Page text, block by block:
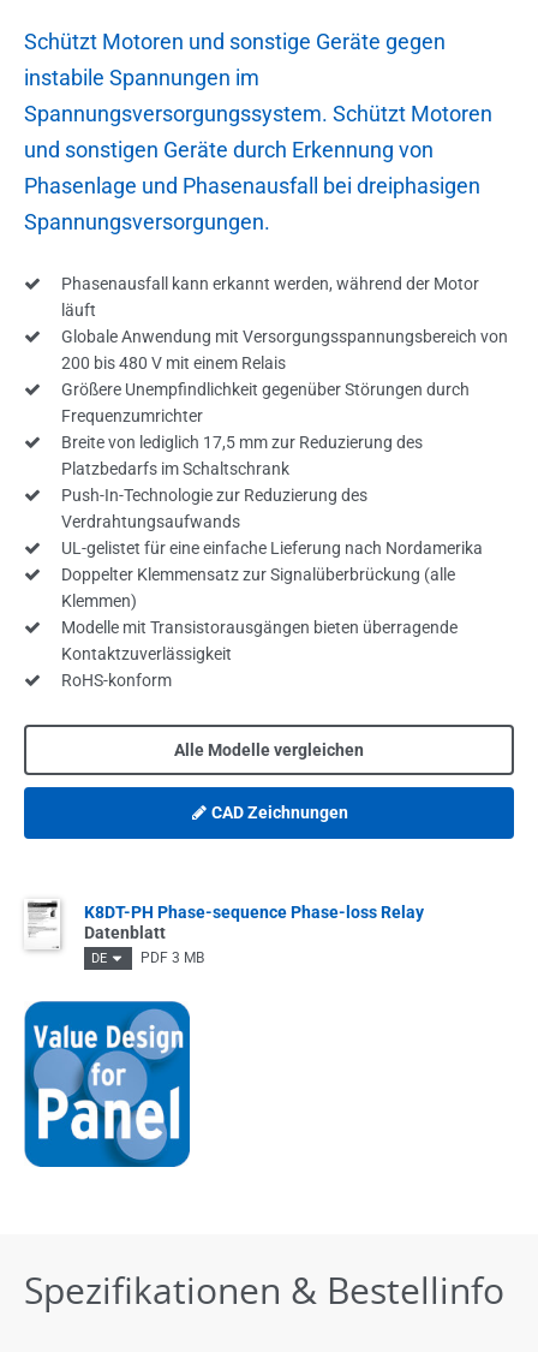
Schützt Motoren und sonstige Geräte gegen
instabile Spannungen im
Spannungsversorgungssystem. Schützt Motoren
und sonstigen Geräte durch Erkennung von
Phasenlage und Phasenausfall bei dreiphasigen
Spannungsversorgungen.
Phasenausfall kann erkannt werden, während der Motor
läuft
Globale Anwendung mit Versorgungsspannungsbereich von
200 bis 480 V mit einem Relais
Größere Unempfindlichkeit gegenüber Störungen durch
Frequenzumrichter
Breite von lediglich 17,5 mm zur Reduzierung des
Platzbedarfs im Schaltschrank
Push-In-Technologie zur Reduzierung des
Verdrahtungsaufwands
UL-gelistet für eine einfache Lieferung nach Nordamerika
Doppelter Klemmensatz zur Signalüberbrückung (alle
Klemmen)
Modelle mit Transistorausgängen bieten überragende
Kontaktzuverlässigkeit
RoHS-konform
Alle Modelle vergleichen
CAD Zeichnungen
K8DT-PH Phase-sequence Phase-loss Relay
Datenblatt
DE PDF 3 MB
Spezifikationen & Bestellinfo